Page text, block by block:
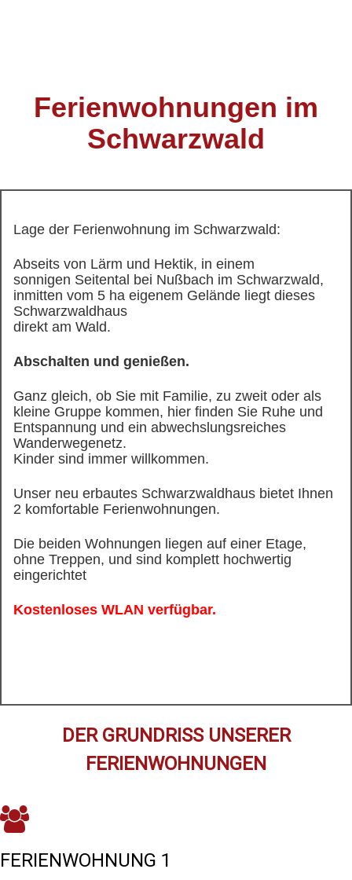
Ferienwohnungen im
Schwarzwald
Lage der Ferienwohnung im Schwarzwald:
Abseits von Lärm und Hektik, in einem
sonnigen Seitental bei Nußbach im Schwarzwald,
inmitten vom 5 ha eigenem Gelände liegt dieses
Schwarzwaldhaus
direkt am Wald.
Abschalten und genießen.
Ganz gleich, ob Sie mit Familie, zu zweit oder als
kleine Gruppe kommen, hier finden Sie Ruhe und
Entspannung und ein abwechslungsreiches
Wanderwegenetz.
Kinder sind immer willkommen.
Unser neu erbautes Schwarzwaldhaus bietet Ihnen
2 komfortable Ferienwohnungen.
Die beiden Wohnungen liegen auf einer Etage,
ohne Treppen, und sind komplett hochwertig
eingerichtet
Kostenloses WLAN verfügbar.
DER GRUNDRISS UNSERER
FERIENWOHNUNGEN
FERIENWOHNUNG 1